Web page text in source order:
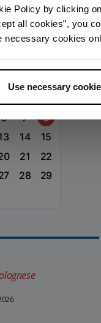
Policy by clicking
all cookies”, you
necessary cookies
Use necessary
6 7
8
14
15
21
22
28
29